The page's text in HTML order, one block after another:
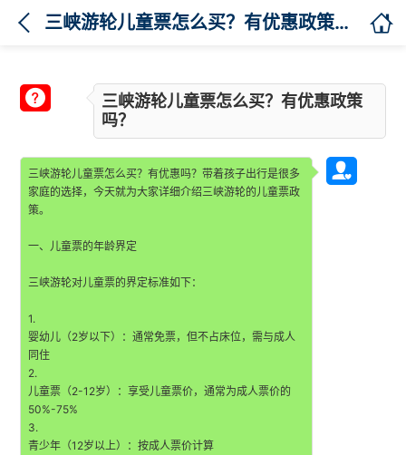
三峡游轮儿童票怎么买？有优惠政策吗？ 

三峡游轮儿童票怎么买？有优惠政策
吗？
三峡游轮儿童票怎么买？有优惠吗？带着孩子出行是很多
家庭的选择，今天就为大家详细介绍三峡游轮的儿童票政
策。
一、儿童票的年龄界定
三峡游轮对儿童票的界定标准如下：
1.
婴幼儿（2岁以下）：通常免票，但不占床位，需与成人
同住
2.
儿童票（2-12岁）：享受儿童票价，通常为成人票价的
50%-75%
3.
青少年（12岁以上）：按成人票价计算
